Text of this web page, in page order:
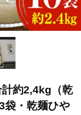
約2,4kg（乾
袋・乾麺ひや